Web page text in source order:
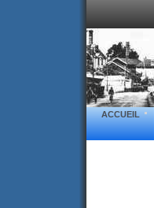
ACCUEIL